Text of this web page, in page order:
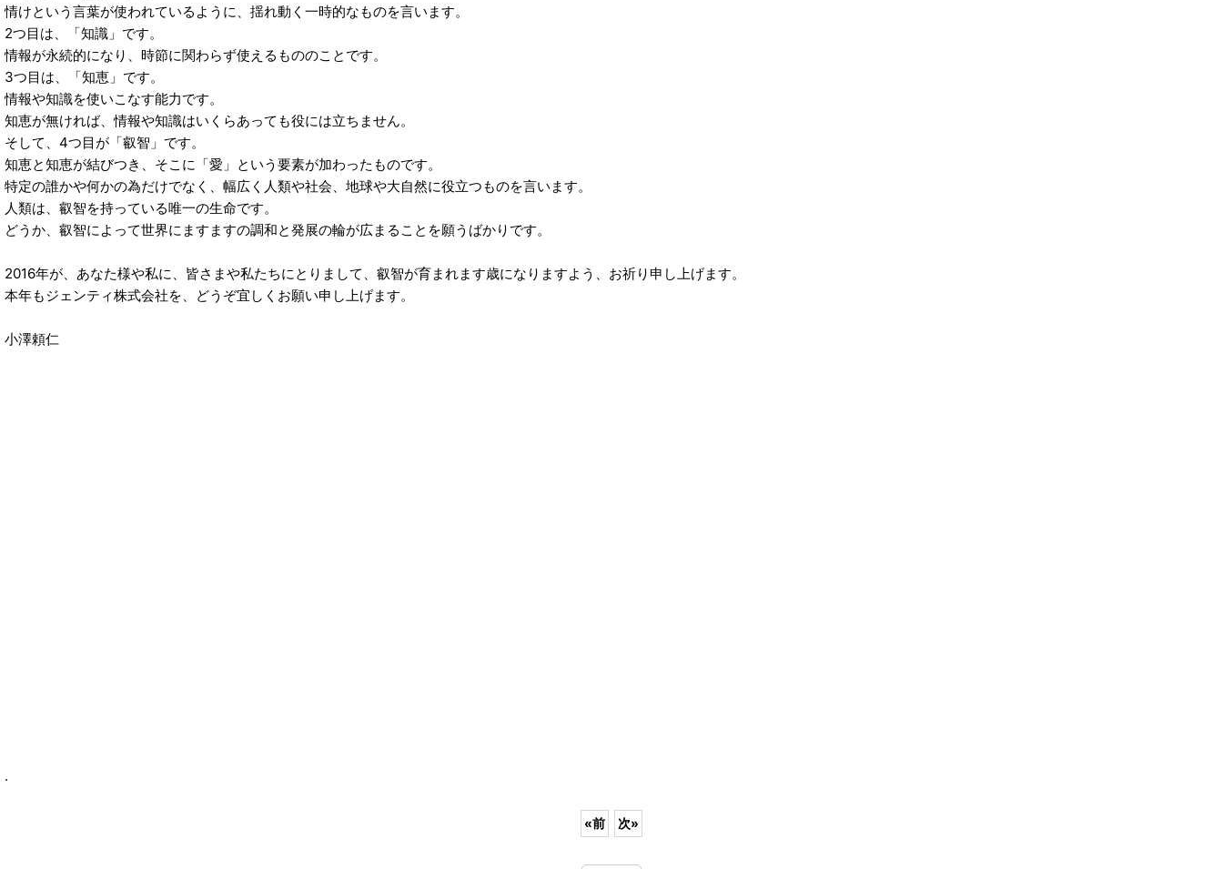
情けという言葉が使われているように、揺れ動く一時的なものを言います。
2つ目は、「知識」です。
情報が永続的になり、時節に関わらず使えるもののことです。
3つ目は、「知恵」です。
情報や知識を使いこなす能力です。
知恵が無ければ、情報や知識はいくらあっても役には立ちません。
そして、4つ目が「叡智」です。
知恵と知恵が結びつき、そこに「愛」という要素が加わったものです。
特定の誰かや何かの為だけでなく、幅広く人類や社会、地球や大自然に役立つものを言います。
人類は、叡智を持っている唯一の生命です。
どうか、叡智によって世界にますますの調和と発展の輪が広まることを願うばかりです。
2016年が、あなた様や私に、皆さまや私たちにとりまして、叡智が育まれます歳になりますよう、お祈り申し上げます。
本年もジェンティ株式会社を、どうぞ宜しくお願い申し上げます。
小澤頼仁
.
«前 次»